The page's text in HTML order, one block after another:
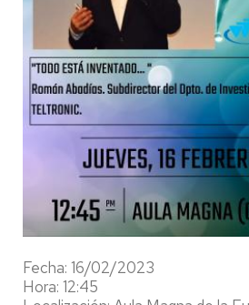
Fecha: 16/02/2023
Hora: 12:45